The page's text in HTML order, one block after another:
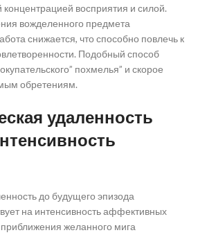
восприятия и силой.
вожделенного предмета
снижается, что способно повлечь к
Подобный способ
похмелья” и скорое
обретениям.
удаленность
до будущего эпизода
на интенсивность аффективных
желанного мига